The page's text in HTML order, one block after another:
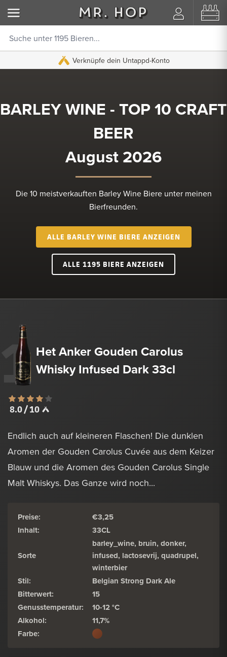
Verknüpfe dein Untappd-Konto
BARLEY WINE - TOP 10 CRAFT
BEER
August 2026
Die 10 meistverkauften Barley Wine Biere unter meinen
Bierfreunden.
ALLE BARLEY WINE BIERE ANZEIGEN
ALLE 1195 BIERE ANZEIGEN
1 Het Anker Gouden Carolus
Whisky Infused Dark 33cl
8.0 / 10
Endlich auch auf kleineren Flaschen! Die dunklen
Aromen der Gouden Carolus Cuvée aus dem Keizer
Blauw und die Aromen des Gouden Carolus Single
Malt Whiskys. Das Ganze wird noch...
Preise:
€3,25
Inhalt:
33CL
Sorte
barley_wine, bruin, donker,
infused, lactosevrij, quadrupel,
winterbier
Stil:
Belgian Strong Dark Ale
Bitterwert:
15
Genusstemperatur:
10-12 °C
Alkohol:
11,7%
Farbe: